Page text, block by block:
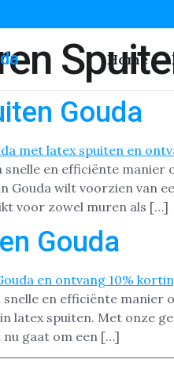
Home
Gouda
snelle en efficiënte
Gouda wilt voorzien van
voor zowel muren als […]
Gouda
snelle en efficiënte manier
latex spuiten. Met onze
gaat om een […]